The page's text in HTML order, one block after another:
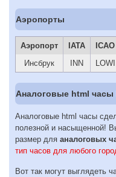
Аэропорты
Аэропорт IATA ICAO
Инсбрук
INN LOWI
Аналоговые html часы
Аналоговые html часы
полезной и насыщенной!
размер для аналоговых
тип часов для любого
Вот так могут выглядеть